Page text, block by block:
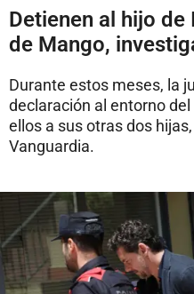
Detienen al hijo
de Mango,
Durante estos meses, la
declaración al entorno
ellos a sus otras dos
Vanguardia.